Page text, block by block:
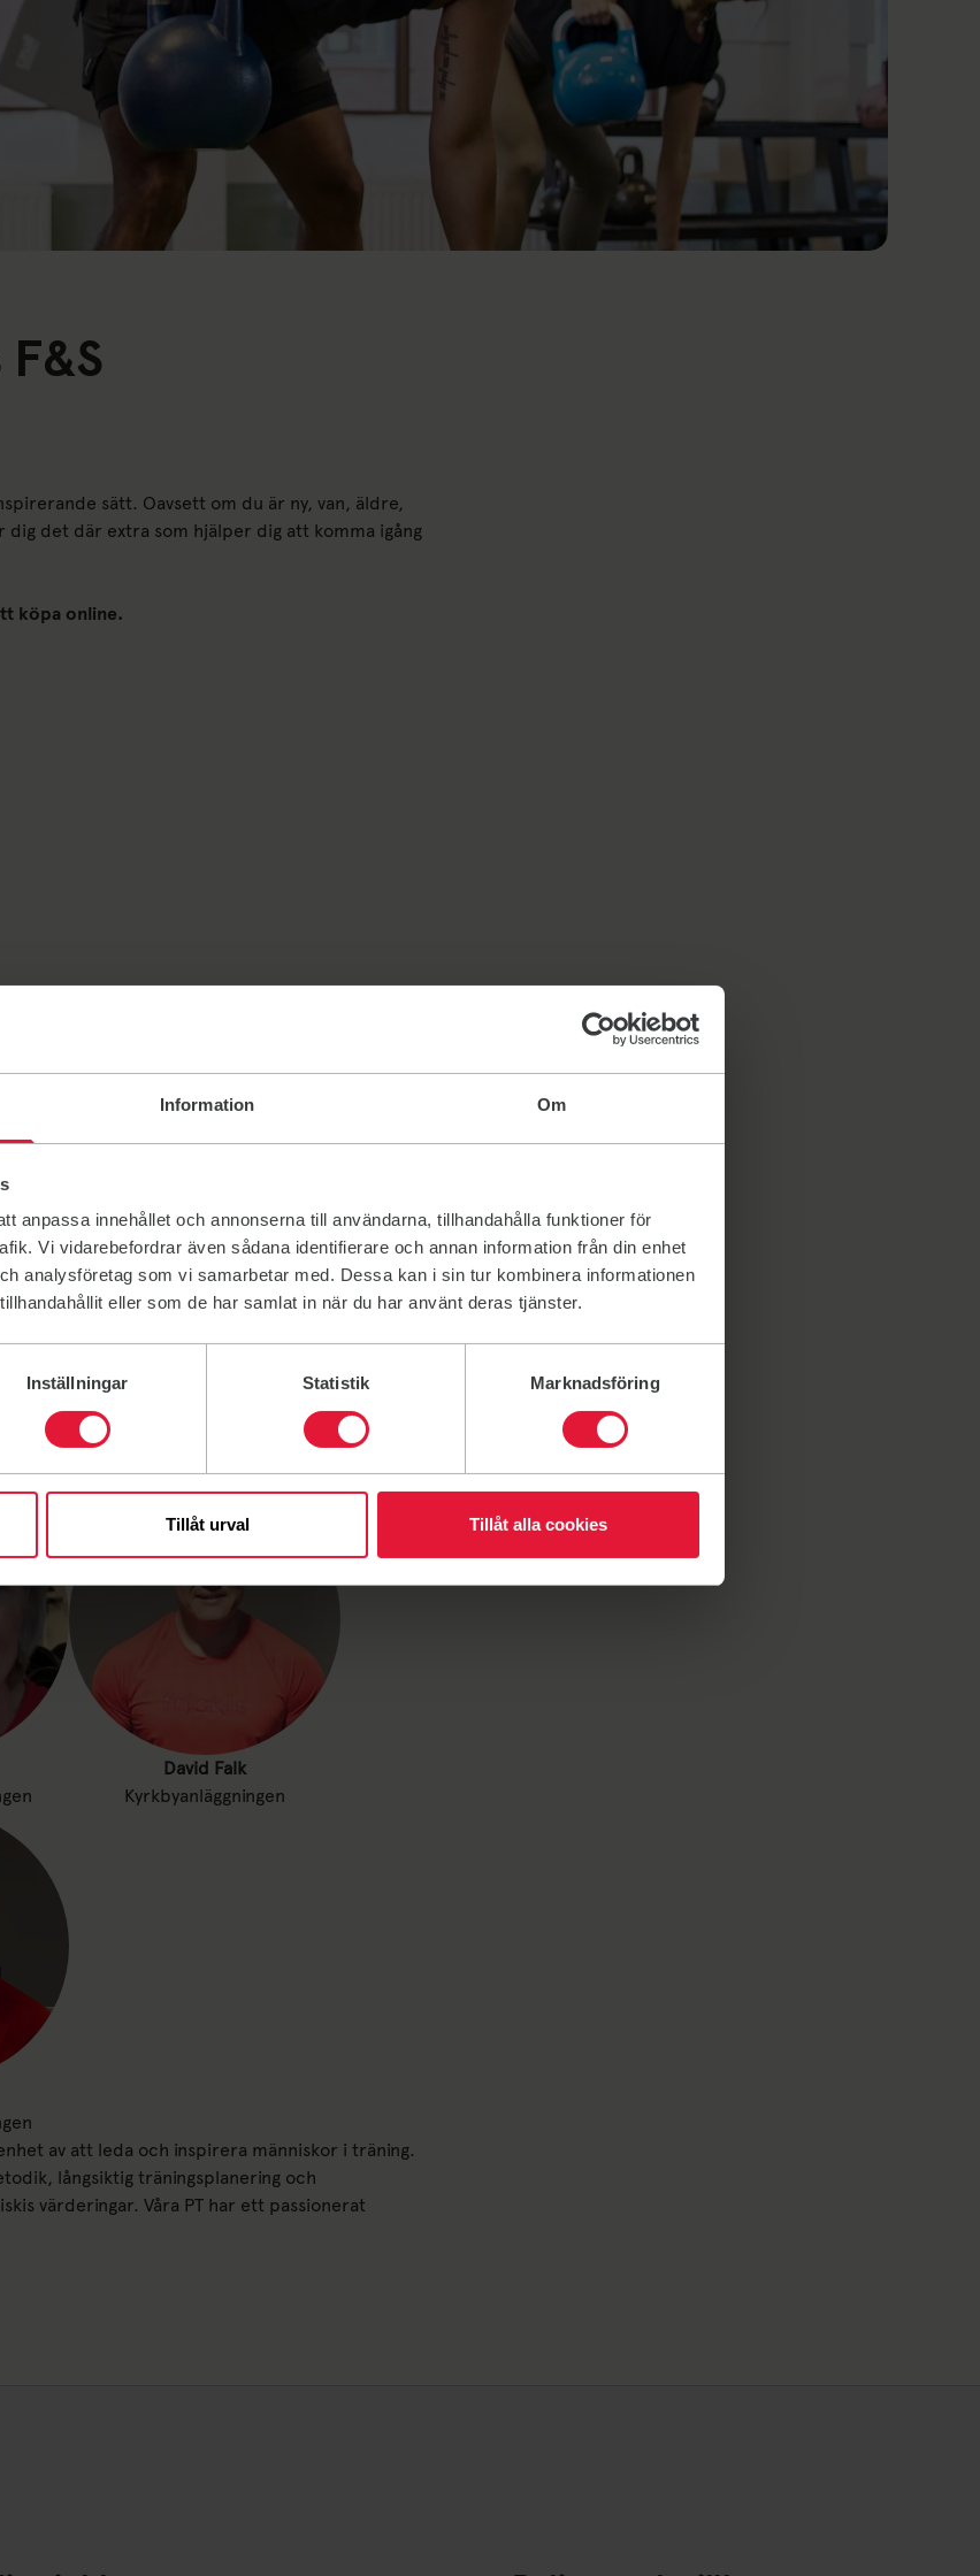
Information Om
anpassa innehållet och annonserna till användarna, tillhandahålla funktioner för
Vi vidarebefordrar även sådana identifierare och annan information från din enhet
analysföretag som vi samarbetar med. Dessa kan i sin tur kombinera informationen
eller som de har samlat in när du har använt deras tjänster.
Inställningar Statistik Marknadsföring
Tillåt urval Tillåt alla cookies
sätt. Oavsett om du är ny, van, äldre,
det där extra som hjälper dig att komma igång
köpa online.
tränar tillsammans med. Avbokning sker senast
annars utfaller full debitering.
uppvisande av kvitto. 6% moms ingår i
David Falk
Kyrkbyanläggningen
av att leda och inspirera människor i träning.
långsiktig träningsplanering och
värderingar. Våra PT har ett passionerat